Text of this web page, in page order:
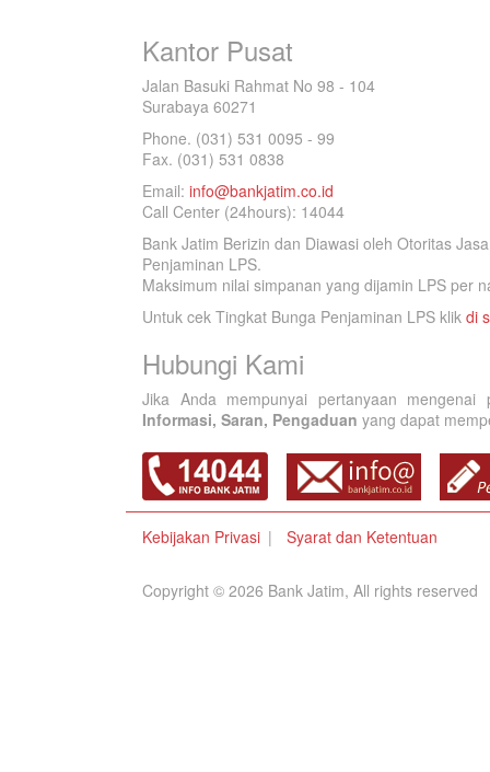
Kantor Pusat
Jalan Basuki Rahmat No 98 - 104
Surabaya 60271
Phone. (031) 531 0095 - 99
Fax. (031) 531 0838
Email: info@bankjatim.co.id
Call Center (24hours): 14044
Bank Jatim Berizin dan Diawasi oleh Otoritas
Penjaminan LPS.
Maksimum nilai simpanan yang dijamin LPS per
Untuk cek Tingkat Bunga Penjaminan LPS klik di
Hubungi Kami
Jika Anda mempunyai pertanyaan
Informasi, Saran, Pengaduan yang dapat
Kebijakan Privasi Syarat dan Ketentuan
Copyright © 2026 Bank Jatim, All rights reserved